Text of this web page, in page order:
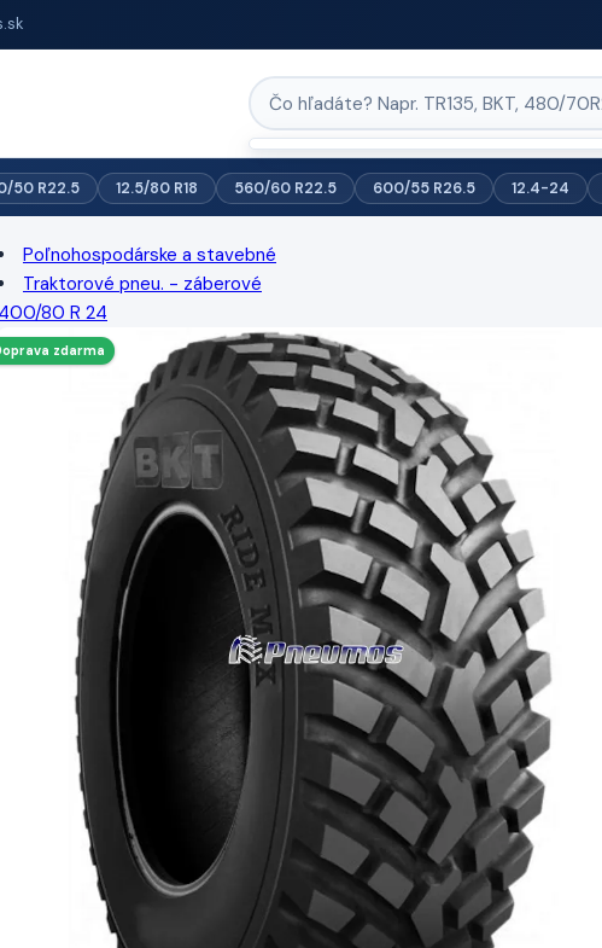
50 R22.5 12.5/80 R18 560/60 R22.5 600/55 R26.5 12.4-24
Poľnohospodárske a stavebné
Traktorové pneu. - záberové
400/80 R 24
zdarma